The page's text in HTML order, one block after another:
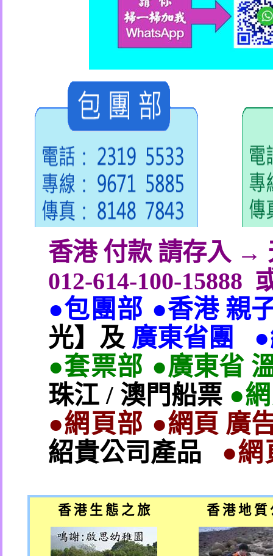
香港 付款 請存入 →
012-614-100-15888
●包團部 ●香港 親
光】及 廣東省團
●套票部 ●廣東省
珠江/ 澳門船票 ●
●網頁部 ●網頁 廣
紹貴公司產品
●網
香 港 生 態 之 旅 香 港 地 質